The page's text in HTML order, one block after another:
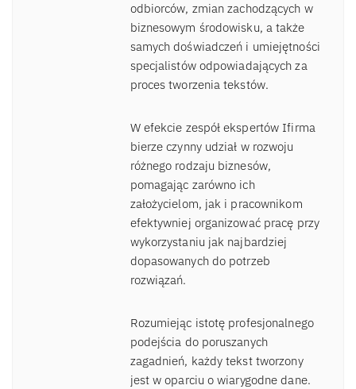
odbiorców, zmian zachodzących w
biznesowym środowisku, a także
samych doświadczeń i umiejętności
specjalistów odpowiadających za
proces tworzenia tekstów.
W efekcie zespół ekspertów Ifirma
bierze czynny udział w rozwoju
różnego rodzaju biznesów,
pomagając zarówno ich
założycielom, jak i pracownikom
efektywniej organizować pracę przy
wykorzystaniu jak najbardziej
dopasowanych do potrzeb
rozwiązań.
Rozumiejąc istotę profesjonalnego
podejścia do poruszanych
zagadnień, każdy tekst tworzony
jest w oparciu o wiarygodne dane.